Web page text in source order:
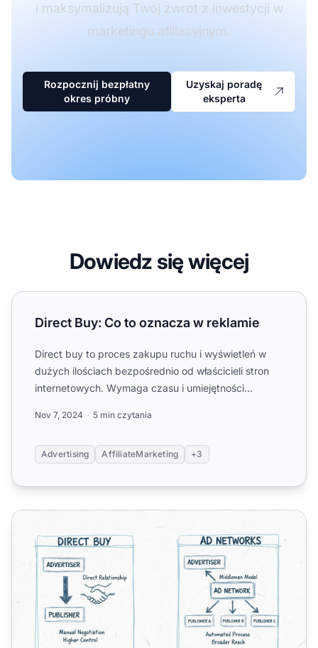
i maksymalizują Twój zwrot z inwestycji w
marketingu afiliacyjnym.
Rozpocznij bezpłatny
okres próbny
Uzyskaj poradę
eksperta
Dowiedz się więcej
Direct Buy: Co to oznacza w reklamie
Direct Buy: Co to oznacza w reklamie
Direct buy to proces zakupu ruchu i wyświetleń w
dużych ilościach bezpośrednio od właścicieli stron
internetowych. Wymaga czasu i umiejętności
Nov 7, 2024 5 min czytania
Advertising AffiliateMarketing +3
Zakup bezpośredni vs sieci reklamowe: Kluczowe